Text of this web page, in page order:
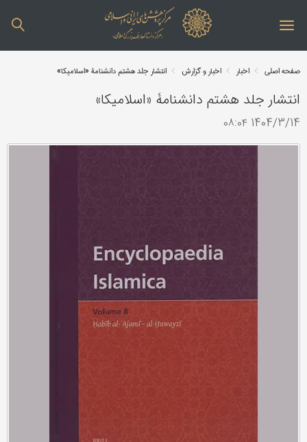
صفحه اصلی اخبار اخبار و گزارش انتشار جلد هشتم دانشنامۀ «اسلامیکا»
انتشار جلد هشتم دانشنامۀ «اسلامیکا»
1404/3/14 ۰۸:۰۴